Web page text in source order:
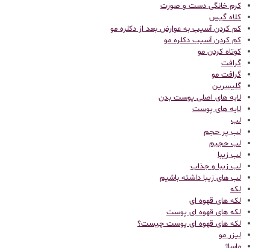
کرم خانگی دست و صورت
کلاه گیس
کم کردن آسیب به عوارض بعد از دکلره مو
کم کردن آسیب دکلره مو
کوتاه کردن مو
گرافت
گرافت مو
گلیسرین
لایه های اصلی پوست بدن
لایه های پوست
لب
لب پر حجم
لب حجیم
لب زیبا
لب زیبا و جذاب
لب های زیبا داشته باشیم
لکه
لکه های قهوه ای
لکه های قهوه ای پوست
لکه های قهوه ای پوست چیست؟
لیزر مو